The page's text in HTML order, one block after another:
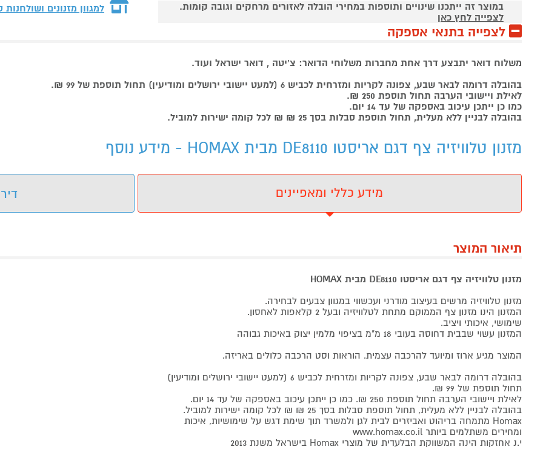
במוצר זה ייתכנו שינויים ותוספות במחירי הובלה לאזורים מרחקים וגובה קומות.
לצפייה לחץ כאן
למגוון מזנונים
לצפייה בתנאי אספקה
משלוח דואר יתבצע דרך אחת מחברות משלוחי הדואר: צ'יטה , דואר ישראל ועוד.
בהובלה דרומה לבאר שבע, צפונה לקריות ומזרחית לכביש 6 (למעט יישובי ירושלים ומודיעין) תחול תוספת של 99 ₪.
לאילת ויישובי הערבה תחול תוספת 250 ₪.
כמו כן ייתכן עיכוב באספקה של עד 14 יום.
בהובלה לבניין ללא מעלית, תחול תוספת סבלות בסך 25 ₪ ₪ לכל קומה ישירות למוביל.
מזנון טלוויזיה צף דגם אריסטו DE8110 מבית HOMAX - מידע נוסף
מידע כללי ומאפיינים
תיאור המוצר
מזנון טלוויזיה צף דגם אריסטו DE8110 מבית HOMAX
מזנון טלוויזיה מרשים בעיצוב מודרני ועכשווי במגוון צבעים לבחירה.
המזנון הינו מזנון צף הממוקם מתחת לטלוויזיה ובעל 2 קלאפות לאחסון.
שימושי, איכותי ויציב.
המזנון עשוי שבבית דחוסה בעובי 18 מ"מ בציפוי מלמין יצוק באיכות גבוהה
המוצר מגיע ארוז ומיועד להרכבה עצמית. הוראות וסט הרכבה כלולים באריזה.
בהובלה דרומה לבאר שבע, צפונה לקריות ומזרחית לכביש 6 (למעט יישובי ירושלים ומודיעין)
תחול תוספת של 99 ₪.
לאילת ויישובי הערבה תחול תוספת 250 ₪. כמו כן ייתכן עיכוב באספקה של עד 14 יום.
בהובלה לבניין ללא מעלית, תחול תוספת סבלות בסך 25 ₪ ₪ לכל קומה ישירות למוביל.
Homax מתמחה בריהוט ואביזרים לבית לגן ולמשרד תוך שימת דגש על שימושיות, איכות
ומחירים משתלמים ביותר www.homax.co.il
י.נ אחזקות הינה המשווקת הבלעדית של מוצרי Homax בישראל משנת 2013